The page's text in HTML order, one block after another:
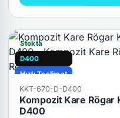
Stokta
D400
Hızlı Teslimat
KKT-670-D-D400
Kompozit Kare Rögar
D400